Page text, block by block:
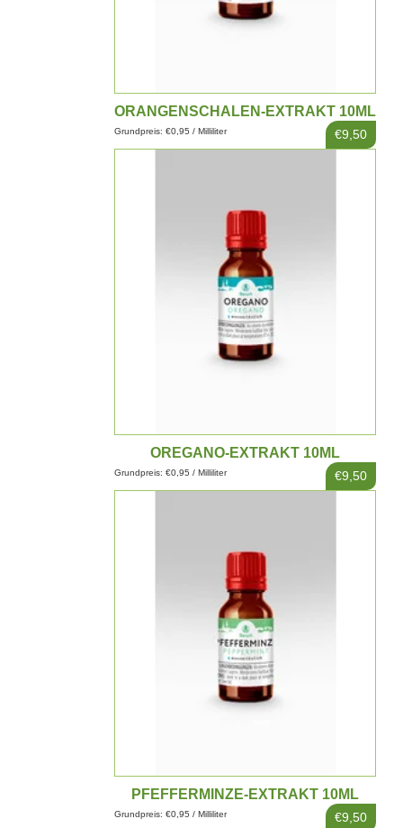
ORANGENSCHALEN-EXTRAKT 10ML
€9,50
Grundpreis: €0,95 / Milliliter
OREGANO-EXTRAKT 10ML
€9,50
Grundpreis: €0,95 / Milliliter
PFEFFERMINZE-EXTRAKT 10ML
€9,50
Grundpreis: €0,95 / Milliliter